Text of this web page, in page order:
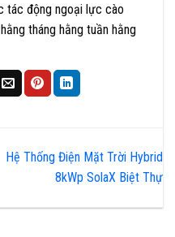
tác động ngoại lực cào
tháng hằng tuần hằng
Hệ Thống Điện Mặt Trời Hybrid
8kWp SolaX Biệt Thự